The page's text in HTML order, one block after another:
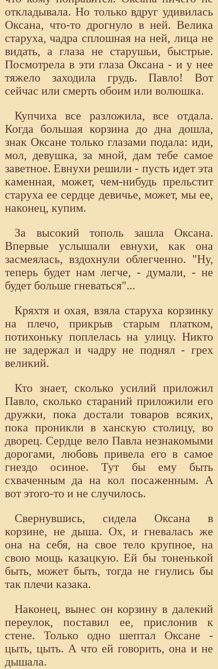
откладывала. Но только вдруг удивилась
Оксана, что-то дрогнуло в ней. Велика
старуха, чадра сплошная на ней, лица не
видать, а глаза не старушьи, быстрые.
Посмотрела в эти глаза Оксана - и у нее
тяжело заходила грудь. Павло! Вот
сейчас или смерть обоим или волюшка.
Купчиха все разложила, все отдала.
Когда большая корзина до дна дошла,
знак Оксане только глазами подала: иди,
мол, девушка, за мной, дам тебе самое
заветное. Евнухи решили - пусть идет эта
каменная, может, чем-нибудь прельстит
старуха ее сердце девичье, может, мы ее,
наконец, купим.
За высокий тополь зашла Оксана.
Впервые услышали евнухи, как она
засмеялась, вздохнули облегченно. "Ну,
теперь будет нам легче, - думали, - не
будет больше гневаться"...
Кряхтя и охая, взяла старуха корзинку
на плечо, прикрыв старым платком,
потихоньку поплелась на улицу. Никто
не задержал и чадру не поднял - грех
великий.
Кто знает, сколько усилий приложил
Павло, сколько стараний приложили его
дружки, пока достали товаров всяких,
пока проникли в ханскую столицу, во
дворец. Сердце вело Павла незнакомыми
дорогами, любовь привела его в самое
гнездо осиное. Тут бы ему быть
схваченным да на кол посаженным. А
вот этого-то и не случилось.
Свернувшись, сидела Оксана в
корзине, не дыша. Ох, и гневалась же
она на себя, на свое тело крупное, на
свою мощь казацкую. Ей бы тоненькой
быть, может быть, тогда не гнулись бы
так плечи казака.
Наконец, вынес он корзину в далекий
переулок, поставил ее, прислонив к
стене. Только одно шептал Оксане -
цыть, цыть. А что ей говорить, она и не
дышала.